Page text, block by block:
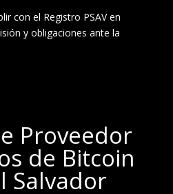
con el Registro PSAV en
y obligaciones ante la
Proveedor
de Bitcoin
Salvador